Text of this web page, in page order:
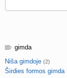
gimda
Niša gimdoje (2)
Širdies formos gimda